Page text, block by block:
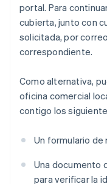
portal. Para
cubierta, junto con
solicitada, por
correspondiente.
Como alternativa,
oficina comercial
contigo los
Un formulario
Una documento
para verificar la